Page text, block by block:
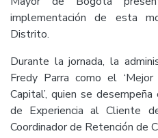
implementación de esta
Distrito.
Durante la jornada, la
Fredy Parra como el
Capital’, quien se
de Experiencia al Cliente
Coordinador de Retención de